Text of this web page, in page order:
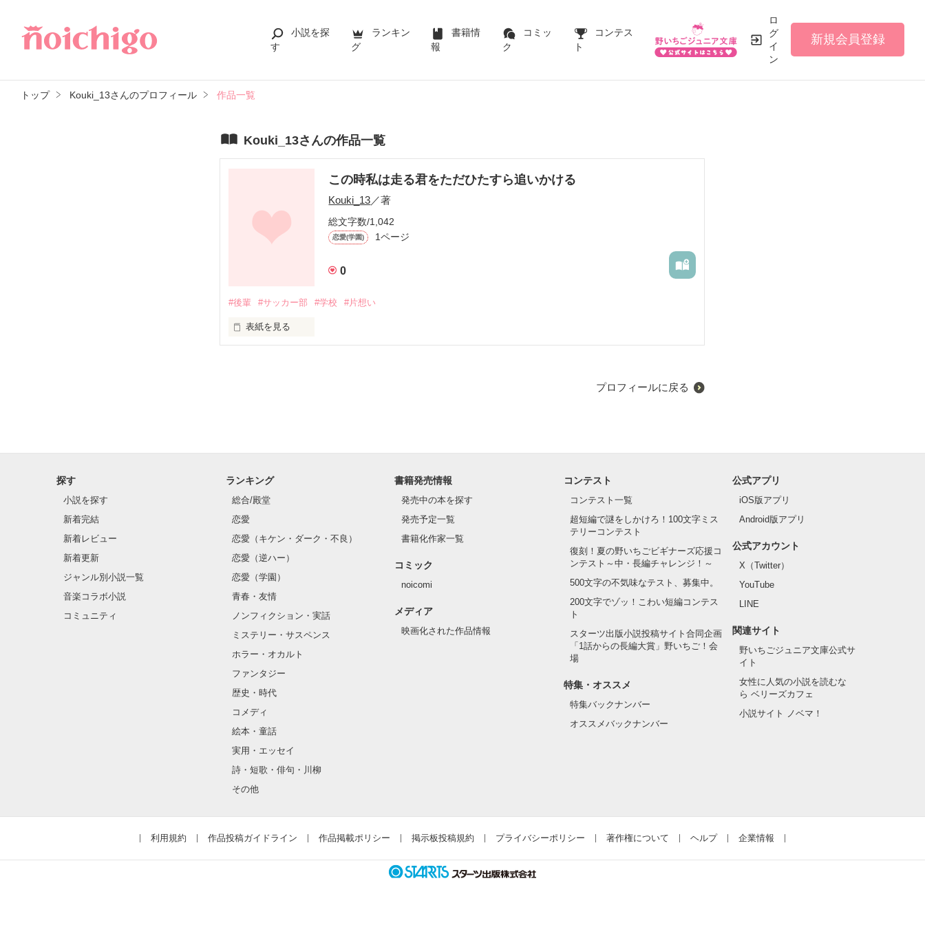
小説を探
す
ランキン
グ
書籍情
報
コミッ
ク
コンテス
ト
ロ
グ
イ
ン
新規会員登録
トップ Kouki_13さんのプロフィール 作品一覧
Kouki_13さんの作品一覧
この時私は走る君をただひたすら追いかける
Kouki_13／著
総文字数/1,042
恋愛(学園) 1ページ
0
#後輩 #サッカー部 #学校 #片想い
表紙を見る
プロフィールに戻る
探す
小説を探す
新着完結
新着レビュー
新着更新
ジャンル別小説一覧
音楽コラボ小説
コミュニティ
ランキング
総合/殿堂
恋愛
恋愛（キケン・ダーク・不良）
恋愛（逆ハー）
恋愛（学園）
青春・友情
ノンフィクション・実話
ミステリー・サスペンス
ホラー・オカルト
ファンタジー
歴史・時代
コメディ
絵本・童話
実用・エッセイ
詩・短歌・俳句・川柳
その他
書籍発売情報
発売中の本を探す
発売予定一覧
書籍化作家一覧
コミック
noicomi
メディア
映画化された作品情報
コンテスト
コンテスト一覧
超短編で謎をしかけろ！100文字ミス
テリーコンテスト
復刻！夏の野いちごビギナーズ応援コ
ンテスト～中・長編チャレンジ！～
500文字の不気味なテスト、募集中。
200文字でゾッ！こわい短編コンテス
ト
スターツ出版小説投稿サイト合同企画
「1話からの長編大賞」野いちご！会
場
特集・オススメ
特集バックナンバー
オススメバックナンバー
公式アプリ
iOS版アプリ
Android版アプリ
公式アカウント
X（Twitter）
YouTube
LINE
関連サイト
野いちごジュニア文庫公式サ
イト
女性に人気の小説を読むな
ら ベリーズカフェ
小説サイト ノベマ！
利用規約 作品投稿ガイドライン 作品掲載ポリシー 掲示板投稿規約 プライバシーポリシー 著作権について ヘルプ 企業情報